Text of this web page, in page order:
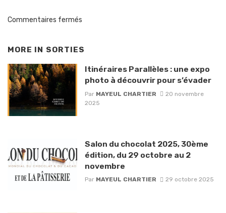
Commentaires fermés
MORE IN SORTIES
Itinéraires Parallèles : une expo
photo à découvrir pour s’évader
Par MAYEUL CHARTIER
20 novembre
2025
Salon du chocolat 2025, 30ème
édition, du 29 octobre au 2
novembre
Par MAYEUL CHARTIER 29 octobre 2025